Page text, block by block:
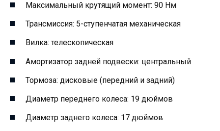
Максимальный крутящий момент: 90 Нм
Трансмиссия: 5-ступенчатая механическая
Вилка: телескопическая
Амортизатор задней подвески: центральный
Тормоза: дисковые (передний и задний)
Диаметр переднего колеса: 19 дюймов
Диаметр заднего колеса: 17 дюймов